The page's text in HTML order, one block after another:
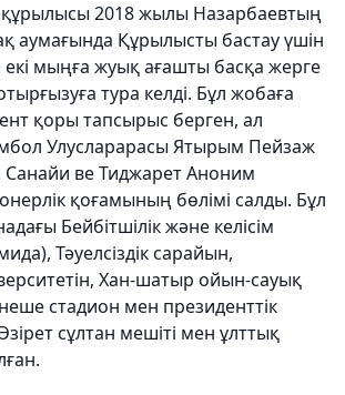
2018 жылы Назарбаевтың
аумағында Құрылысты бастау үшін
мыңға жуық ағашты басқа жерге
тура келді. Бұл жобаға
қоры тапсырыс берген, ал
Улусларарасы Ятырым Пейзаж
ве Тиджарет Аноним
қоғамының бөлімі салды. Бұл
Бейбітшілік және келісім
Тәуелсіздік сарайын,
Хан-шатыр ойын-сауық
стадион мен президенттік
сұлтан мешіті мен ұлттық